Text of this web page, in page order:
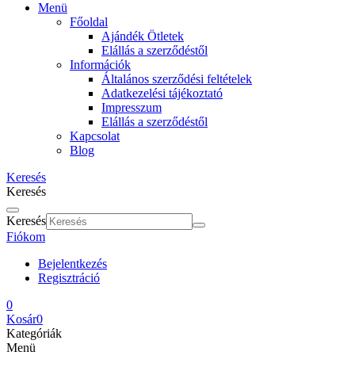
Menü
Főoldal
Ajándék Ötletek
Elállás a szerződéstől
Információk
Általános szerződési feltételek
Adatkezelési tájékoztató
Impresszum
Elállás a szerződéstől
Kapcsolat
Blog
Keresés
Keresés
Keresés
Fiókom
Bejelentkezés
Regisztráció
0
Kosár0
Kategóriák
Menü